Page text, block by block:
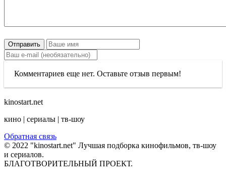
Отправить
Комментариев еще нет. Оставьте отзыв первым!
kinostart.net
кино | сериалы | тв-шоу
Обратная связь
© 2022 "kinostart.net" Лучшая подборка кинофильмов, тв-шоу
и сериалов.
БЛАГОТВОРИТЕЛЬНЫЙ ПРОЕКТ.